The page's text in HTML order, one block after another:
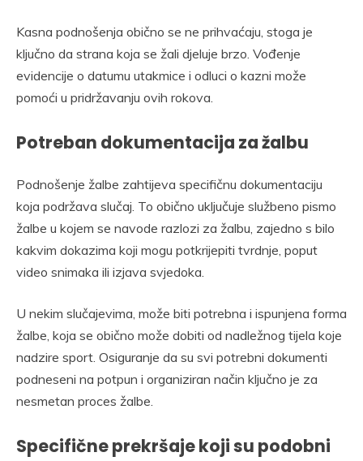
Kasna podnošenja obično se ne prihvaćaju, stoga je
ključno da strana koja se žali djeluje brzo. Vođenje
evidencije o datumu utakmice i odluci o kazni može
pomoći u pridržavanju ovih rokova.
Potreban dokumentacija za žalbu
Podnošenje žalbe zahtijeva specifičnu dokumentaciju
koja podržava slučaj. To obično uključuje službeno pismo
žalbe u kojem se navode razlozi za žalbu, zajedno s bilo
kakvim dokazima koji mogu potkrijepiti tvrdnje, poput
video snimaka ili izjava svjedoka.
U nekim slučajevima, može biti potrebna i ispunjena forma
žalbe, koja se obično može dobiti od nadležnog tijela koje
nadzire sport. Osiguranje da su svi potrebni dokumenti
podneseni na potpun i organiziran način ključno je za
nesmetan proces žalbe.
Specifične prekršaje koji su podobni